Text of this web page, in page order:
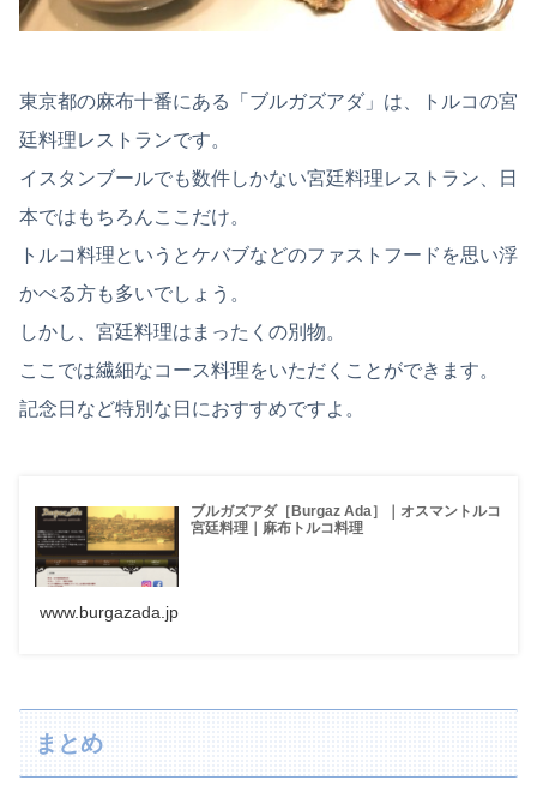
東京都の麻布十番にある「ブルガズアダ」は、トルコの宮
廷料理レストランです。
イスタンブールでも数件しかない宮廷料理レストラン、日
本ではもちろんここだけ。
トルコ料理というとケバブなどのファストフードを思い浮
かべる方も多いでしょう。
しかし、宮廷料理はまったくの別物。
ここでは繊細なコース料理をいただくことができます。
記念日など特別な日におすすめですよ。
ブルガズアダ［Burgaz Ada］｜オスマントルコ
宮廷料理｜麻布トルコ料理
www.burgazada.jp
まとめ